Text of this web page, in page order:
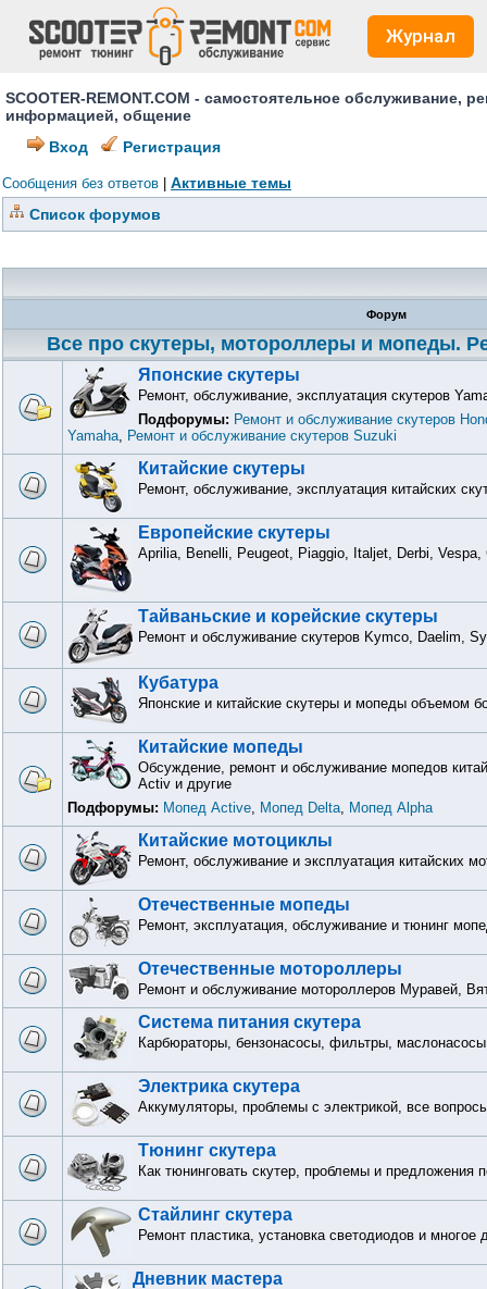
Журнал
SCOOTER-REMONT.COM - самостоятельное
информацией, общение
Вход
Регистрация
Сообщения без ответов
Активные темы
Список форумов
Форум
Все про скутеры, мотороллеры и мопеды.
Японские скутеры
Ремонт, обслуживание, эксплуатация скутеров
Подфорумы: Ремонт и обслуживание скутеров
Yamaha, Ремонт и обслуживание скутеров Suzuki
Китайские скутеры
Ремонт, обслуживание, эксплуатация китайских
Европейские скутеры
Aprilia, Benelli, Peugeot, Piaggio, Italjet, Derbi,
Тайваньские и корейские скутеры
Ремонт и обслуживание скутеров Kymco, Daelim,
Кубатура
Японские и китайские скутеры и мопеды объемом
Китайские мопеды
Обсуждение, ремонт и обслуживание мопедов
Activ и другие
Подфорумы: Мопед Active, Мопед Delta, Мопед Alpha
Китайские мотоциклы
Ремонт, обслуживание и эксплуатация китайских
Отечественные мопеды
Ремонт, эксплуатация, обслуживание и тюнинг
Отечественные мотороллеры
Ремонт и обслуживание мотороллеров Муравей,
Система питания скутера
Карбюраторы, бензонасосы, фильтры,
Электрика скутера
Аккумуляторы, проблемы с электрикой, все
Тюнинг скутера
Как тюнинговать скутер, проблемы и предложения
Стайлинг скутера
Ремонт пластика, установка светодиодов и многое
Дневник мастера